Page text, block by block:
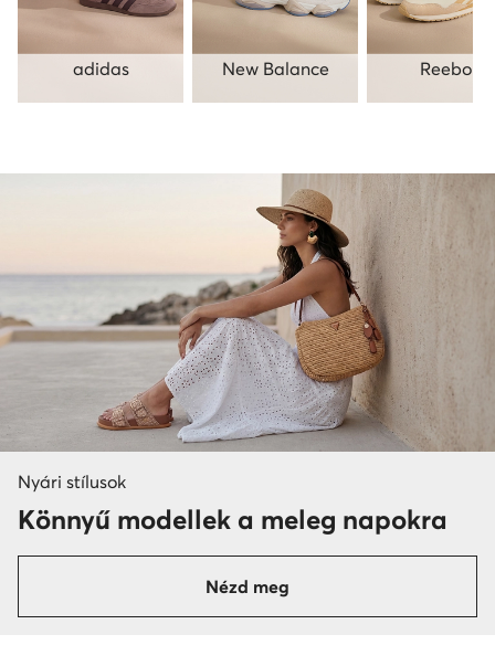
adidas New Balance Reebok
Nyári stílusok
Könnyű modellek a meleg napokra
Nézd meg